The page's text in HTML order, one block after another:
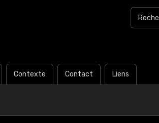
Contexte Contact Liens